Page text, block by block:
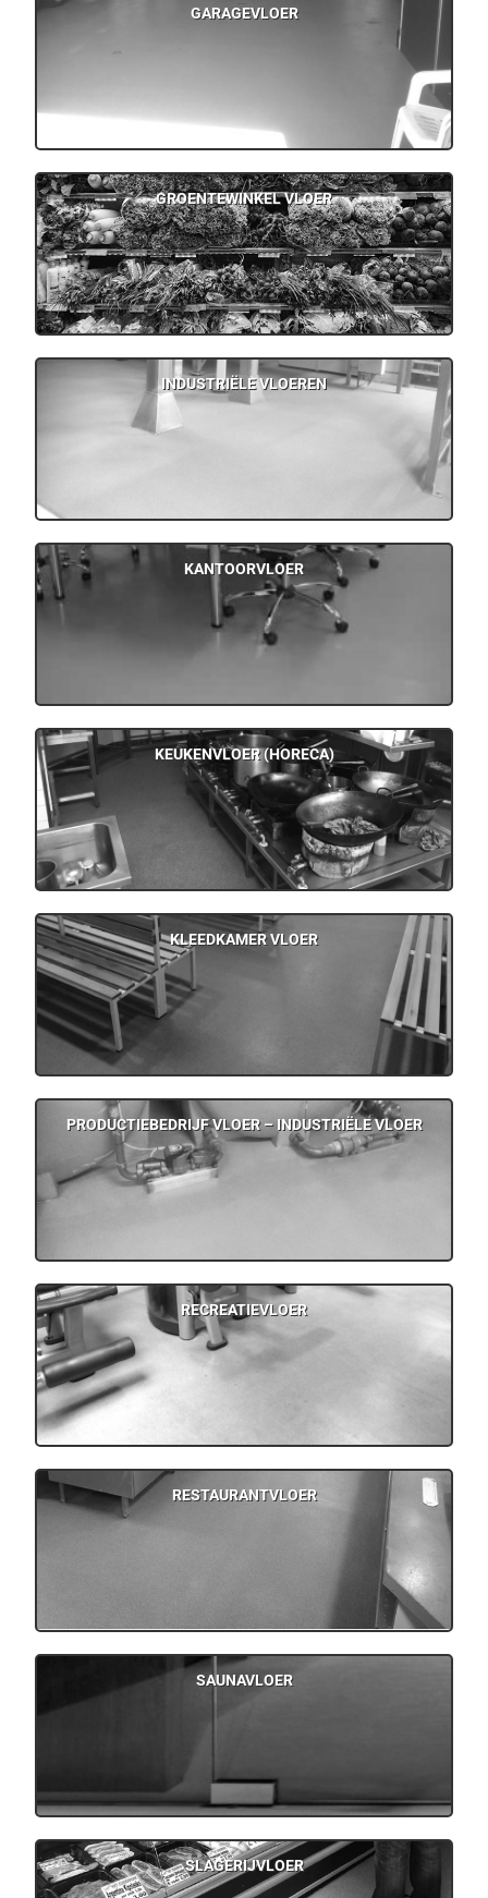
GARAGEVLOER
GROENTEWINKEL VLOER
INDUSTRIËLE VLOEREN
KANTOORVLOER
KEUKENVLOER (HORECA)
KLEEDKAMER VLOER
PRODUCTIEBEDRIJF VLOER – INDUSTRIËLE VLOER
RECREATIEVLOER
RESTAURANTVLOER
SAUNAVLOER
SLAGERIJVLOER